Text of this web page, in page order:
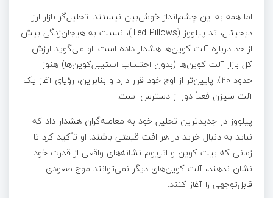
اما همه به این چشم‌انداز خوش‌بین نیستند. تحلیل‌گر بازار ارز
دیجیتال، تد پیلووز (Ted Pillows)، نسبت به هیجان‌زدگی بیش
از حد درباره آلت کوین‌ها هشدار داده است. او می‌گوید ارزش
کل بازار آلت کوین‌ها (بدون احتساب استیبل‌کوین‌ها) هنوز
حدود ۲۰٪ پایین‌تر از اوج خود قرار دارد و بنابراین، رؤیای آغاز یک
آلت سیزن فعلاً دور از دسترس است.
پیلووز در جدیدترین تحلیل خود به معامله‌گران هشدار داد که
نباید به دنبال خرید در هر افت قیمتی باشند. او تأکید کرد تا
زمانی که بیت کوین و اتریوم نشانه‌های واقعی از قدرت خود
نشان ندهند، آلت کوین‌های دیگر نمی‌توانند موج صعودی
قابل‌توجهی را آغاز کنند.